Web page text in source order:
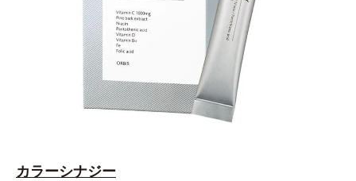
カラーシナジー